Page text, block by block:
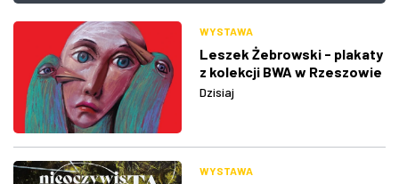
WYSTAWA
Leszek Żebrowski - plakaty
z kolekcji BWA w Rzeszowie
Dzisiaj
WYSTAWA